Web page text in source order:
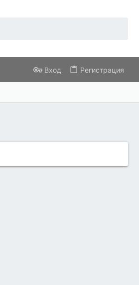
Вход Регистрация